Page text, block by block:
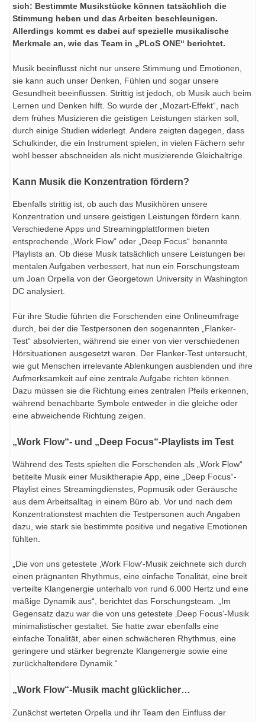
sich: Bestimmte Musikstücke können tatsächlich die
Stimmung heben und das Arbeiten beschleunigen.
Allerdings kommt es dabei auf spezielle musikalische
Merkmale an, wie das Team in „PLoS ONE“ berichtet.
Musik beeinflusst nicht nur unsere Stimmung und Emotionen,
sie kann auch unser Denken, Fühlen und sogar unsere
Gesundheit beeinflussen. Strittig ist jedoch, ob Musik auch beim
Lernen und Denken hilft. So wurde der „Mozart-Effekt“, nach
dem frühes Musizieren die geistigen Leistungen stärken soll,
durch einige Studien widerlegt. Andere zeigten dagegen, dass
Schulkinder, die ein Instrument spielen, in vielen Fächern sehr
wohl besser abschneiden als nicht musizierende Gleichaltrige.
Kann Musik die Konzentration fördern?
Ebenfalls strittig ist, ob auch das Musikhören unsere
Konzentration und unsere geistigen Leistungen fördern kann.
Verschiedene Apps und Streamingplattformen bieten
entsprechende „Work Flow“ oder „Deep Focus“ benannte
Playlists an. Ob diese Musik tatsächlich unsere Leistungen bei
mentalen Aufgaben verbessert, hat nun ein Forschungsteam
um Joan Orpella von der Georgetown University in Washington
DC analysiert.
Für ihre Studie führten die Forschenden eine Onlineumfrage
durch, bei der die Testpersonen den sogenannten „Flanker-
Test“ absolvierten, während sie einer von vier verschiedenen
Hörsituationen ausgesetzt waren. Der Flanker-Test untersucht,
wie gut Menschen irrelevante Ablenkungen ausblenden und ihre
Aufmerksamkeit auf eine zentrale Aufgabe richten können.
Dazu müssen sie die Richtung eines zentralen Pfeils erkennen,
während benachbarte Symbole entweder in die gleiche oder
eine abweichende Richtung zeigen.
„Work Flow“- und „Deep Focus“-Playlists im Test
Während des Tests spielten die Forschenden als „Work Flow“
betitelte Musik einer Musiktherapie App, eine „Deep Focus“-
Playlist eines Streamingdienstes, Popmusik oder Geräusche
aus dem Arbeitsalltag in einem Büro ab. Vor und nach dem
Konzentrationstest machten die Testpersonen auch Angaben
dazu, wie stark sie bestimmte positive und negative Emotionen
fühlten.
„Die von uns getestete ‚Work Flow‘-Musik zeichnete sich durch
einen prägnanten Rhythmus, eine einfache Tonalität, eine breit
verteilte Klangenergie unterhalb von rund 6.000 Hertz und eine
mäßige Dynamik aus“, berichtet das Forschungsteam. „Im
Gegensatz dazu war die von uns getestete ‚Deep Focus‘-Musik
minimalistischer gestaltet. Sie hatte zwar ebenfalls eine
einfache Tonalität, aber einen schwächeren Rhythmus, eine
geringere und stärker begrenzte Klangenergie sowie eine
zurückhaltendere Dynamik.“
„Work Flow“-Musik macht glücklicher…
Zunächst werteten Orpella und ihr Team den Einfluss der